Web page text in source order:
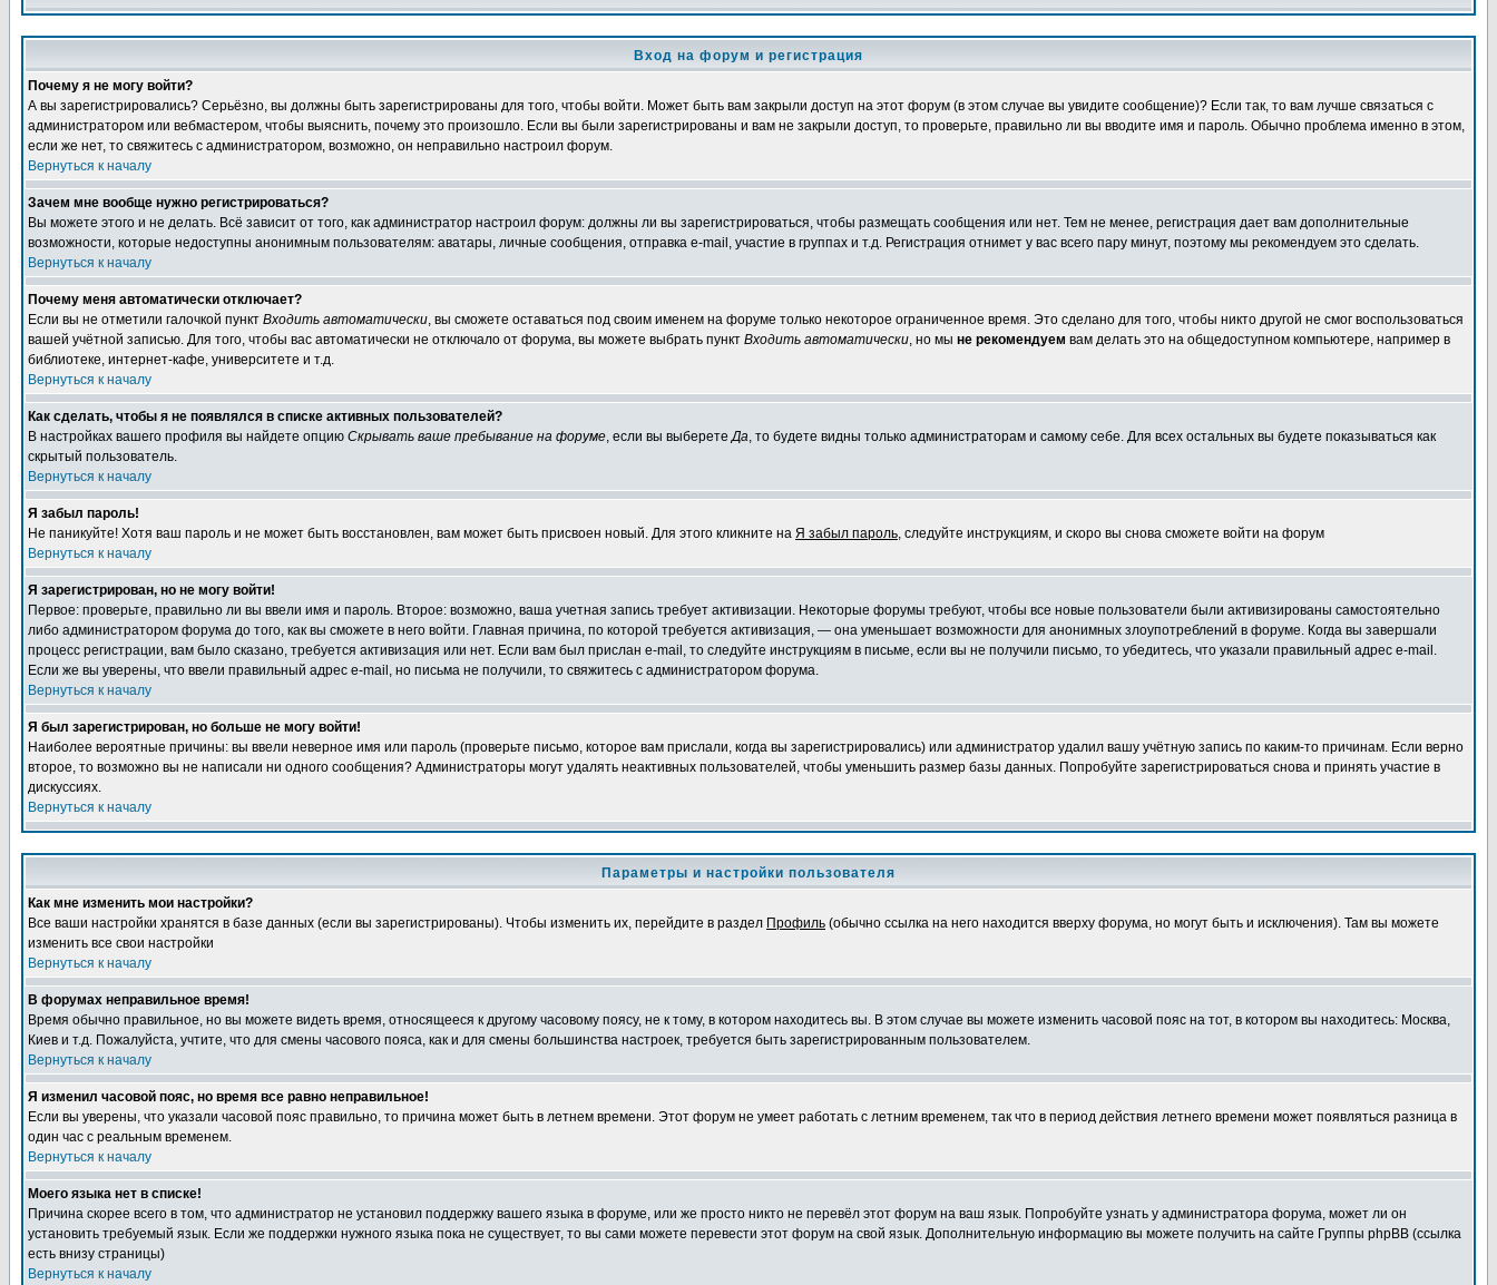
Вход на форум и регистрация
Почему я не могу войти?
А вы зарегистрировались? Серьёзно, вы должны быть зарегистрированы для того, чтобы войти. Может быть вам закрыли доступ на этот форум (в этом случае вы увидите сообщение)? Если так, то вам лучше связаться с
администратором или вебмастером, чтобы выяснить, почему это произошло. Если вы были зарегистрированы и вам не закрыли доступ, то проверьте, правильно ли вы вводите имя и пароль. Обычно проблема именно в этом,
если же нет, то свяжитесь с администратором, возможно, он неправильно настроил форум.
Вернуться к началу
Зачем мне вообще нужно регистрироваться?
Вы можете этого и не делать. Всё зависит от того, как администратор настроил форум: должны ли вы зарегистрироваться, чтобы размещать сообщения или нет. Тем не менее, регистрация дает вам дополнительные
возможности, которые недоступны анонимным пользователям: аватары, личные сообщения, отправка e-mail, участие в группах и т.д. Регистрация отнимет у вас всего пару минут, поэтому мы рекомендуем это сделать.
Вернуться к началу
Почему меня автоматически отключает?
Если вы не отметили галочкой пункт Входить автоматически, вы сможете оставаться под своим именем на форуме только некоторое ограниченное время. Это сделано для того, чтобы никто другой не смог воспользоваться
вашей учётной записью. Для того, чтобы вас автоматически не отключало от форума, вы можете выбрать пункт Входить автоматически, но мы не рекомендуем вам делать это на общедоступном компьютере, например в
библиотеке, интернет-кафе, университете и т.д.
Вернуться к началу
Как сделать, чтобы я не появлялся в списке активных пользователей?
В настройках вашего профиля вы найдете опцию Скрывать ваше пребывание на форуме, если вы выберетеДа, то будете видны только администраторам и самому себе. Для всех остальных вы будете показываться как
скрытый пользователь.
Вернуться к началу
Я забыл пароль!
Не паникуйте! Хотя ваш пароль и не может быть восстановлен, вам может быть присвоен новый. Для этого кликните на Я забыл пароль, следуйте инструкциям, и скоро вы снова сможете войти на форум
Вернуться к началу
Я зарегистрирован, но не могу войти!
Первое: проверьте, правильно ли вы ввели имя и пароль. Второе: возможно, ваша учетная запись требует активизации. Некоторые форумы требуют, чтобы все новые пользователи были активизированы самостоятельно
либо администратором форума до того, как вы сможете в него войти. Главная причина, по которой требуется активизация, — она уменьшает возможности для анонимных злоупотреблений в форуме. Когда вы завершали
процесс регистрации, вам было сказано, требуется активизация или нет. Если вам был прислан e-mail, то следуйте инструкциям в письме, если вы не получили письмо, то убедитесь, что указали правильный адрес e-mail.
Если же вы уверены, что ввели правильный адрес e-mail, но письма не получили, то свяжитесь с администратором форума.
Вернуться к началу
Я был зарегистрирован, но больше не могу войти!
Наиболее вероятные причины: вы ввели неверное имя или пароль (проверьте письмо, которое вам прислали, когда вы зарегистрировались) или администратор удалил вашу учётную запись по каким-то причинам. Если верно
второе, то возможно вы не написали ни одного сообщения? Администраторы могут удалять неактивных пользователей, чтобы уменьшить размер базы данных. Попробуйте зарегистрироваться снова и принять участие в
дискуссиях.
Вернуться к началу
Параметры и настройки пользователя
Как мне изменить мои настройки?
Все ваши настройки хранятся в базе данных (если вы зарегистрированы). Чтобы изменить их, перейдите в раздел Профиль (обычно ссылка на него находится вверху форума, но могут быть и исключения). Там вы можете
изменить все свои настройки
Вернуться к началу
В форумах неправильное время!
Время обычно правильное, но вы можете видеть время, относящееся к другому часовому поясу, не к тому, в котором находитесь вы. В этом случае вы можете изменить часовой пояс на тот, в котором вы находитесь: Москва,
Киев и т.д. Пожалуйста, учтите, что для смены часового пояса, как и для смены большинства настроек, требуется быть зарегистрированным пользователем.
Вернуться к началу
Я изменил часовой пояс, но время все равно неправильное!
Если вы уверены, что указали часовой пояс правильно, то причина может быть в летнем времени. Этот форум не умеет работать с летним временем, так что в период действия летнего времени может появляться разница в
один час с реальным временем.
Вернуться к началу
Моего языка нет в списке!
Причина скорее всего в том, что администратор не установил поддержку вашего языка в форуме, или же просто никто не перевёл этот форум на ваш язык. Попробуйте узнать у администратора форума, может ли он
установить требуемый язык. Если же поддержки нужного языка пока не существует, то вы сами можете перевести этот форум на свой язык. Дополнительную информацию вы можете получить на сайте Группы phpBB (ссылка
есть внизу страницы)
Вернуться к началу